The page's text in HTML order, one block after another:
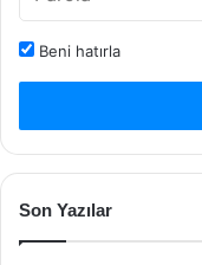
Beni hatırla
Son Yazılar